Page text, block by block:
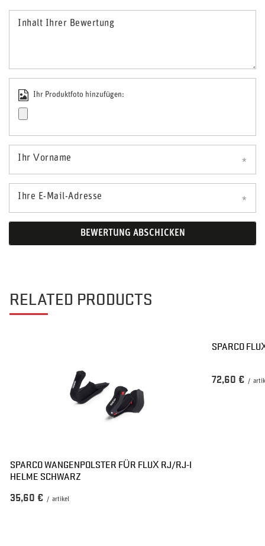
Inhalt Ihrer Bewertung
Ihr Produktfoto hinzufügen:
Ihr Vorname
Ihre E-Mail-Adresse
BEWERTUNG ABSCHICKEN
RELATED PRODUCTS
SPARCO WANGENPOLSTER FÜR FLUX RJ/RJ-I
HELME SCHWARZ
35,60 € / artikel
SPARCO
72,60 € /